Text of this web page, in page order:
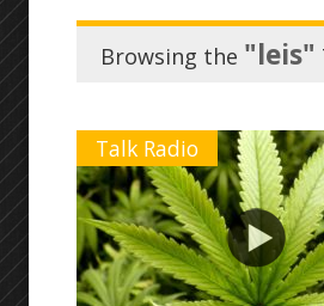
Browsing the "leis"
Talk Radio